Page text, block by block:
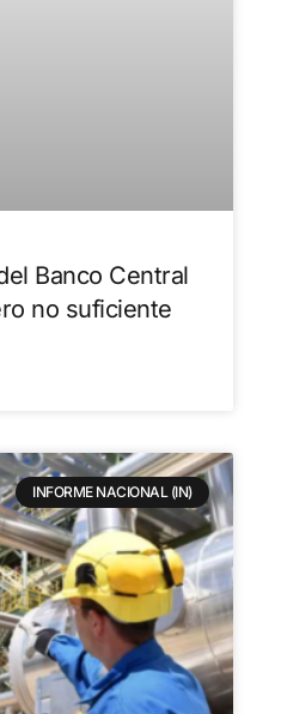
Banco Central
no suficiente
INFORME NACIONAL (IN)